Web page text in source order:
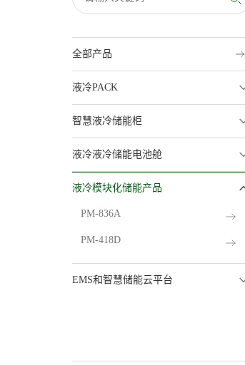
全部产品
液冷PACK
智慧液冷储能柜
液冷液冷储能电池舱
液冷模块化储能产品
PM-836A
PM-418D
EMS和智慧储能云平台